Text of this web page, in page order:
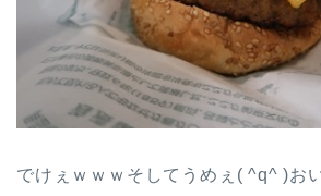
でけぇｗｗｗそしてうめぇ( ^q^ )お